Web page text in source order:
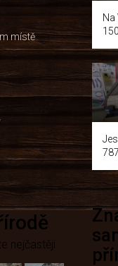
místě
nejčastěji